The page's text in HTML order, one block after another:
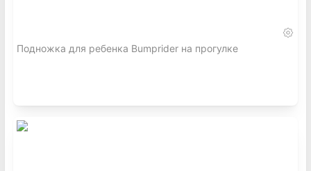
Подножка для ребенка Bumprider на прогулке